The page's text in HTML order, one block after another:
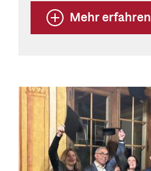
Mehr erfahren